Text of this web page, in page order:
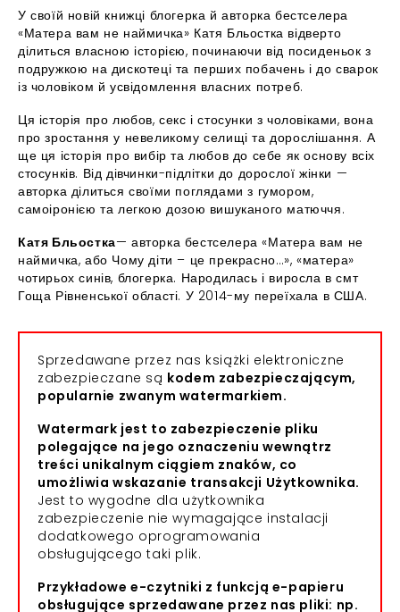
У своїй новій книжці блогерка й авторка бестселера
«Матера вам не наймичка» Катя Бльостка відверто
ділиться власною історією, починаючи від посиденьок з
подружкою на дискотеці та перших побачень і до сварок
із чоловіком й усвідомлення власних потреб.
Ця історія про любов, секс і стосунки з чоловіками, вона
про зростання у невеликому селищі та дорослішання. А
ще ця історія про вибір та любов до себе як основу всіх
стосунків. Від дівчинки-підлітки до дорослої жінки —
авторка ділиться своїми поглядами з гумором,
самоіронією та легкою дозою вишуканого матюччя.
Катя Бльостка— авторка бестселера «Матера вам не
наймичка, або Чому діти – це прекрасно…», «матера»
чотирьох синів, блогерка. Народилась і виросла в смт
Гоща Рівненської області. У 2014-му переїхала в США.
Sprzedawane przez nas książki elektroniczne
zabezpieczane są kodem zabezpieczającym,
popularnie zwanym watermarkiem.
Watermark jest to zabezpieczenie pliku
polegające na jego oznaczeniu wewnątrz
treści unikalnym ciągiem znaków, co
umożliwia wskazanie transakcji Użytkownika.
Jest to wygodne dla użytkownika
zabezpieczenie nie wymagające instalacji
dodatkowego oprogramowania
obsługującego taki plik.
Przykładowe e-czytniki z funkcją e-papieru
obsługujące sprzedawane przez nas pliki: np.